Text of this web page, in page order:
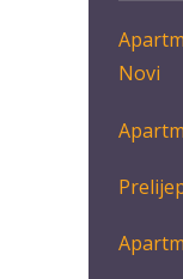
Novi